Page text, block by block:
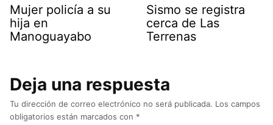
Mujer policía a su
hija en
Manoguayabo
Sismo se registra
cerca de Las
Terrenas
Deja una respuesta
Tu dirección de correo electrónico no será publicada. Los campos
obligatorios están marcados con *